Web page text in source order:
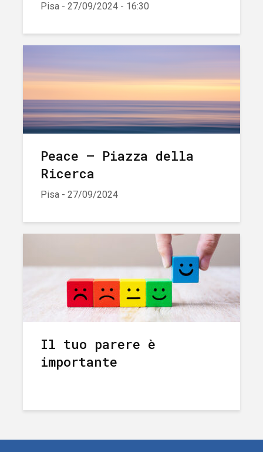
Pisa - 27/09/2024 - 16:30
Peace – Piazza della
Ricerca
Pisa - 27/09/2024
Il tuo parere è
importante